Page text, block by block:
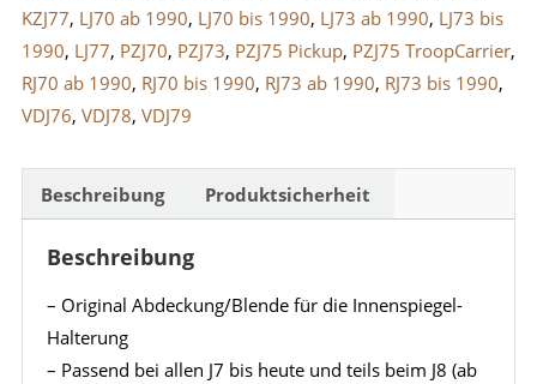
KZJ77, LJ70 ab 1990, LJ70 bis 1990, LJ73 ab 1990, LJ73 bis
1990, LJ77, PZJ70, PZJ73, PZJ75 Pickup, PZJ75 TroopCarrier,
RJ70 ab 1990, RJ70 bis 1990, RJ73 ab 1990, RJ73 bis 1990,
VDJ76, VDJ78, VDJ79
Beschreibung Produktsicherheit
Beschreibung
– Original Abdeckung/Blende für die Innenspiegel-
Halterung
– Passend bei allen J7 bis heute und teils beim J8 (ab